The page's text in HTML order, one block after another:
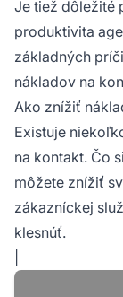
Je tiež dôležité
produktivita
základných
nákladov na
Ako znížiť
Existuje
na kontakt. Čo
môžete znížiť
zákazníckej
klesnúť.